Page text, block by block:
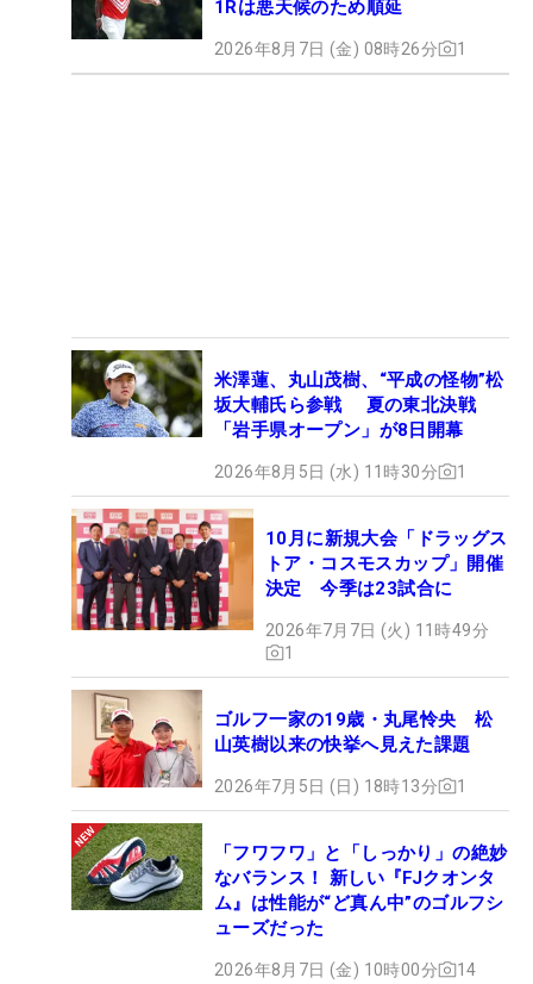
1Rは悪天候のため順延
2026年8月7日 (金) 08時26分 1
米澤蓮、丸山茂樹、“平成の怪物”松
坂大輔氏ら参戦 夏の東北決戦
「岩手県オープン」が8日開幕
2026年8月5日 (水) 11時30分 1
10月に新規大会「ドラッグス
トア・コスモスカップ」開催
決定 今季は23試合に
2026年7月7日 (火) 11時49分
1
ゴルフ一家の19歳・丸尾怜央 松
山英樹以来の快挙へ見えた課題
2026年7月5日 (日) 18時13分 1
「フワフワ」と「しっかり」の絶妙
なバランス！ 新しい『FJクオンタ
ム』は性能が“ど真ん中”のゴルフシ
ューズだった
2026年8月7日 (金) 10時00分 14